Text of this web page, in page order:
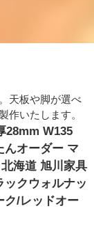
天板や脚が選べ
作いたします。
28mm W135
んオーダー マ
海道 旭川家具
クウォルナッ
ク/レッドオー